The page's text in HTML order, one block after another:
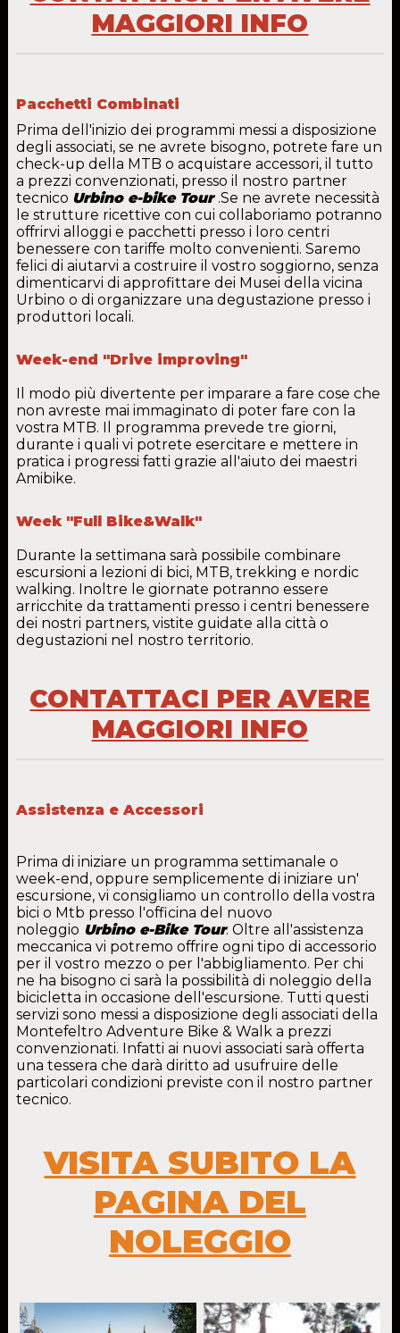
MAGGIORI INFO
Pacchetti Combinati
Prima dell'inizio dei programmi messi a disposizione
degli associati, se ne avrete bisogno, potrete fare un
check-up della MTB o acquistare accessori, il tutto
a prezzi convenzionati, presso il nostro partner
tecnico Urbino e-bike Tour .Se ne avrete necessità
le strutture ricettive con cui collaboriamo potranno
offrirvi alloggi e pacchetti presso i loro centri
benessere con tariffe molto convenienti. Saremo
felici di aiutarvi a costruire il vostro soggiorno, senza
dimenticarvi di approfittare dei Musei della vicina
Urbino o di organizzare una degustazione presso i
produttori locali.
Week-end "Drive improving"
Il modo più divertente per imparare a fare cose che
non avreste mai immaginato di poter fare con la
vostra MTB. Il programma prevede tre giorni,
durante i quali vi potrete esercitare e mettere in
pratica i progressi fatti grazie all'aiuto dei maestri
Amibike.
Week "Full Bike&Walk"
Durante la settimana sarà possibile combinare
escursioni a lezioni di bici, MTB, trekking e nordic
walking. Inoltre le giornate potranno essere
arricchite da trattamenti presso i centri benessere
dei nostri partners, vistite guidate alla città o
degustazioni nel nostro territorio.
CONTATTACI PER AVERE
MAGGIORI INFO
Assistenza e Accessori
Prima di iniziare un programma settimanale o
week-end, oppure semplicemente di iniziare un'
escursione, vi consigliamo un controllo della vostra
bici o Mtb presso l'officina del nuovo
noleggio Urbino e-Bike Tour. Oltre all'assistenza
meccanica vi potremo offrire ogni tipo di accessorio
per il vostro mezzo o per l'abbigliamento. Per chi
ne ha bisogno ci sarà la possibilità di noleggio della
bicicletta in occasione dell'escursione. Tutti questi
servizi sono messi a disposizione degli associati della
Montefeltro Adventure Bike & Walk a prezzi
convenzionati. Infatti ai nuovi associati sarà offerta
una tessera che darà diritto ad usufruire delle
particolari condizioni previste con il nostro partner
tecnico.
VISITA SUBITO LA
PAGINA DEL
NOLEGGIO